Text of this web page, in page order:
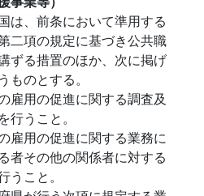
は、前条において準用する
二項の規定に基づき公共職
ずる措置のほか、次に掲げ
ものとする。
雇用の促進に関する調査及
行うこと。
雇用の促進に関する業務に
者その他の関係者に対する
うこと。